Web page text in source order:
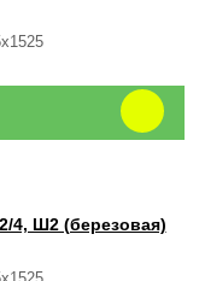
4, Ш2 (березовая)